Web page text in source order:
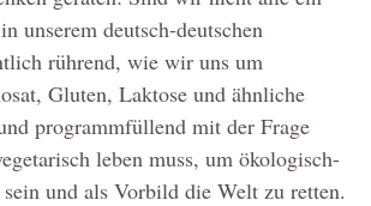
unserem deutsch-deutschen
rührend, wie wir uns um
Gluten, Laktose und ähnliche
programmfüllend mit der Frage
leben muss, um ökologisch-
und als Vorbild die Welt zu retten.